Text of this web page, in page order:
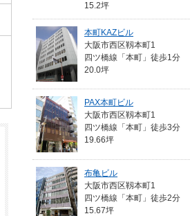
15.2坪
本町KAZビル
大阪市西区靱本町1
四ツ橋線「本町」徒歩1分
20.0坪
PAX本町ビル
大阪市西区靱本町1
四ツ橋線「本町」徒歩3分
19.66坪
布亀ビル
大阪市西区靱本町1
四ツ橋線「本町」徒歩2分
15.67坪